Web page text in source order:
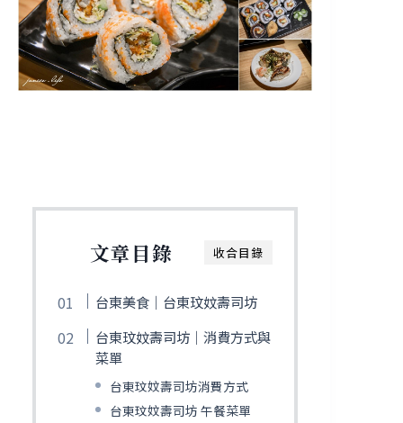
收合目錄
文章目錄
台東美食｜台東玟妏壽司坊
台東玟妏壽司坊｜消費方式與
菜單
台東玟妏壽司坊消費方式
台東玟妏壽司坊 午餐菜單